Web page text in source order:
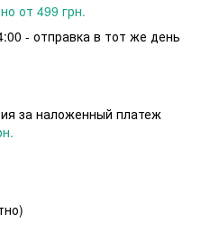
от 499 грн.
- отправка в тот же день
за наложенный платеж